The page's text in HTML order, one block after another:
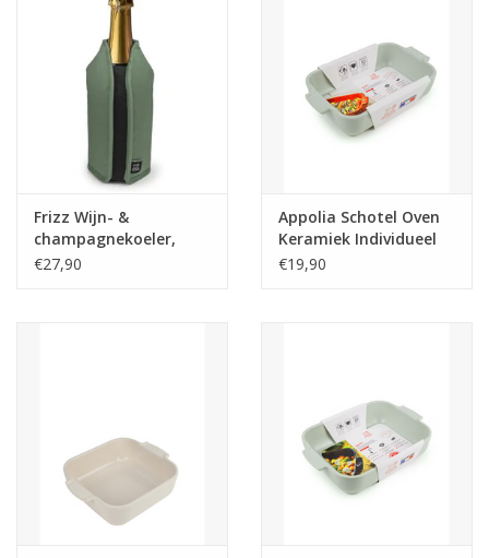
Frizz Wijn- &
champagnekoeler,
Saliegroen , 23 cm
€27,90
Appolia Schotel Oven
Keramiek Individueel
Rechthoek Saliegroen
€19,90